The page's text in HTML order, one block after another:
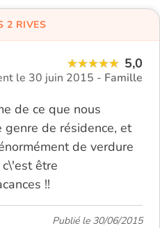
5,0
le 30 juin 2015 - Famille
de ce que nous
de résidence, et
de verdure
être
!!
2 RIVES
Publié le 30/06/2015